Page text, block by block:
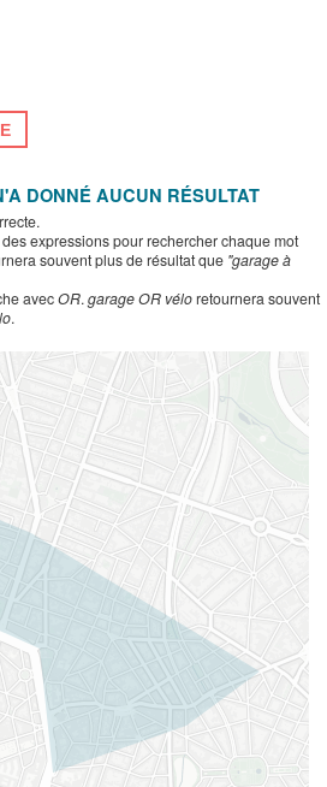
DONNÉ AUCUN RÉSULTAT
expressions pour rechercher chaque mot
souvent plus de résultat que "garage à
avecOR. garage OR véloretournera souvent
.